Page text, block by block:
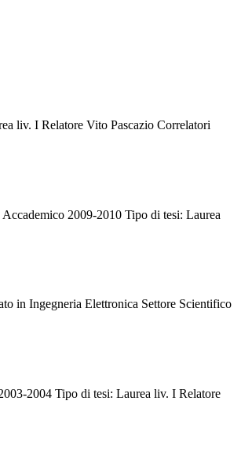
liv. I Relatore Vito Pascazio Correlatori
2009-2010 Tipo di tesi: Laurea
in Ingegneria Elettronica Settore Scientifico
2004 Tipo di tesi: Laurea liv. I Relatore